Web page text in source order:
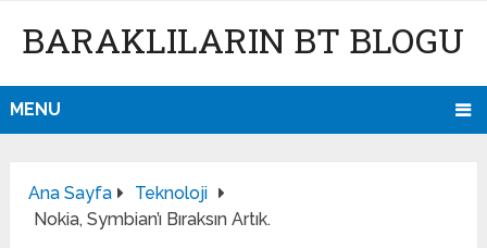
BARAKLILARIN BT BLOGU
MENU
Ana Sayfa
Teknoloji
Nokia, Symbian’ı Bıraksın Artık.